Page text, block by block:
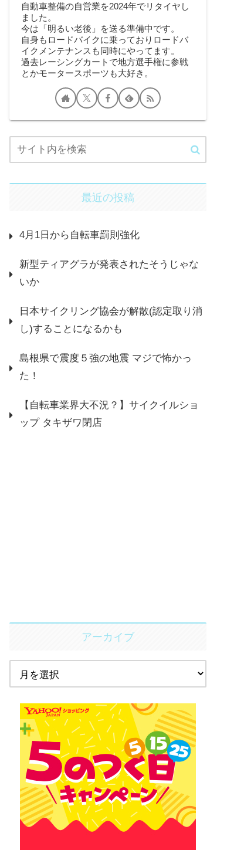
自動車整備の自営業を2024年でリタイヤし
ました。
今は「明るい老後」を送る準備中です。
自身もロードバイクに乗っておりロードバ
イクメンテナンスも同時にやってます。
過去レーシングカートで地方選手権に参戦
とかモータースポーツも大好き。
最近の投稿
4月1日から自転車罰則強化
新型ティアグラが発表されたそうじゃな
いか
日本サイクリング協会が解散(認定取り消
し)することになるかも
島根県で震度５強の地震 マジで怖かっ
た！
【自転車業界大不況？】サイクイルショ
ップ タキザワ閉店
アーカイブ